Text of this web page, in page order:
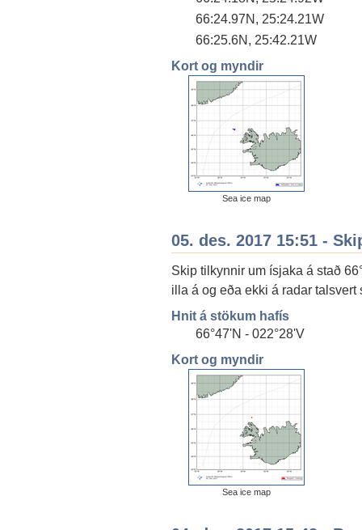
66:24.97N, 25:24.21W
66:25.6N, 25:42.21W
Kort og myndir
Sea ice map
05. des. 2017 15:51 -
Skip tilkynnir um ísjaka á stað
illa á og eða ekki á radar
Hnit á stökum hafís
66°47'N - 022°28'V
Kort og myndir
Sea ice map